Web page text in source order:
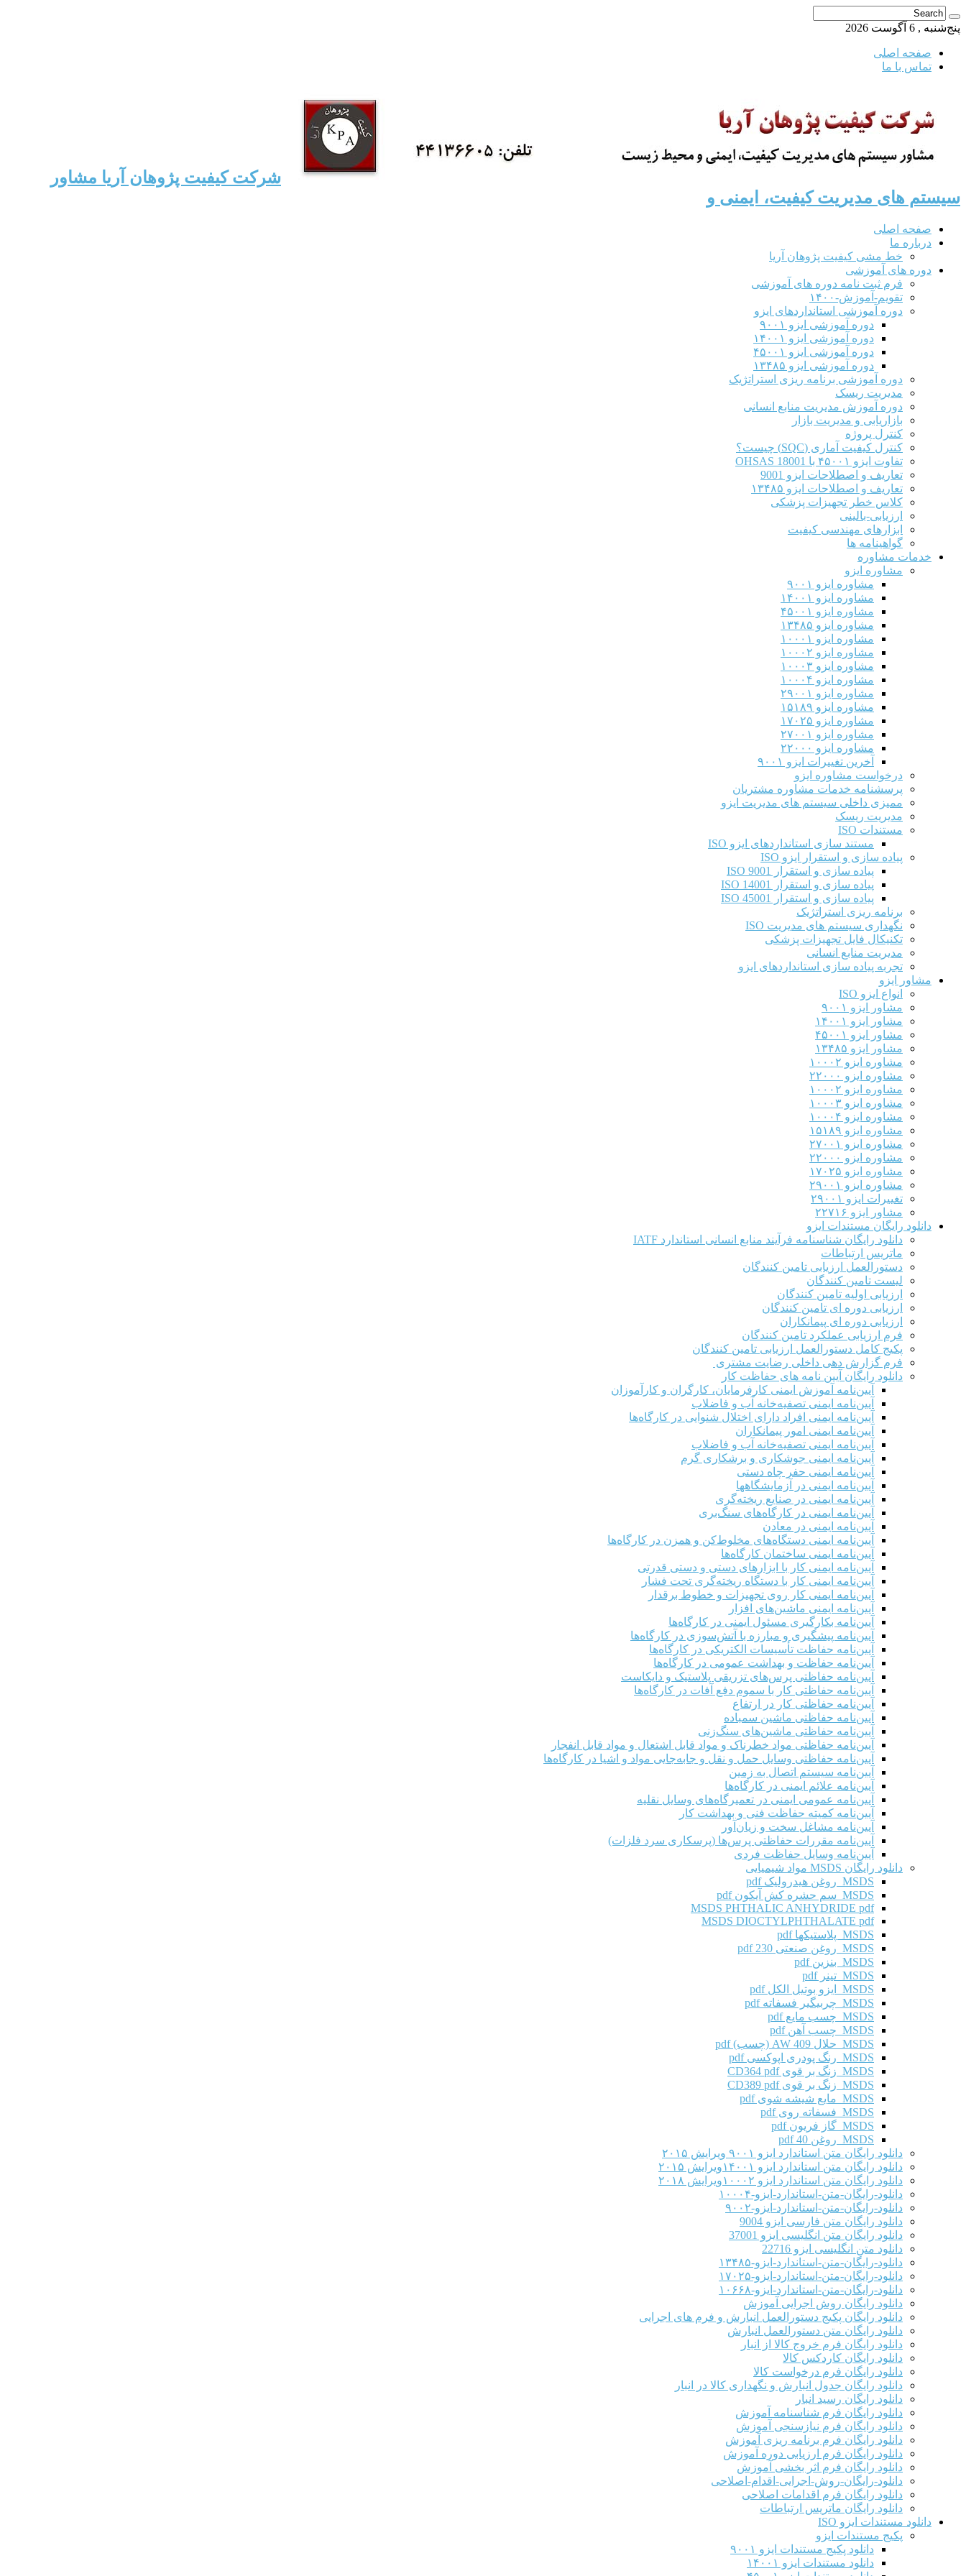
پنج‌شنبه , 6 آگوست 2026
صفحه اصلی
تماس با ما
شرکت کیفیت پژوهان آریا مشاور
سیستم های مدیریت کیفیت، ایمنی و
صفحه اصلی
درباره ما
خط مشی کیفیت پژوهان آریا
دوره های آموزشی
فرم ثبت نامه دوره های آموزشی
تقویم-آموزش-۱۴۰۰
دوره آموزشی استانداردهای ایزو
دوره آموزشی ایزو ۹۰۰۱
دوره آموزشی ایزو ۱۴۰۰۱
دوره آموزشی ایزو ۴۵۰۰۱
دوره آموزشی ایزو ۱۳۴۸۵
دوره آموزشی برنامه ریزی استراتژیک
مدیریت ریسک
دوره آموزش مدیریت منابع انسانی
بازاریابی و مدیریت بازار
کنترل پروژه
کنترل کیفیت آماری (SQC) چیست؟
تفاوت ایزو ۴۵۰۰۱ با OHSAS 18001
تعاریف و اصطلاحات ایزو 9001
تعاریف و اصطلاحات ایزو ۱۳۴۸۵
کلاس خطر تجهیزات پزشکی
ارزیابی-بالینی
ابزارهای مهندسی کیفیت
گواهینامه ها
خدمات مشاوره
مشاوره ایزو
مشاوره ایزو ۹۰۰۱
مشاوره ایزو ۱۴۰۰۱
مشاوره ایزو ۴۵۰۰۱
مشاوره ایزو ۱۳۴۸۵
مشاوره ایزو ۱۰۰۰۱
مشاوره ایزو ۱۰۰۰۲
مشاوره ایزو ۱۰۰۰۳
مشاوره ایزو ۱۰۰۰۴
مشاوره ایزو ۲۹۰۰۱
مشاوره ایزو ۱۵۱۸۹
مشاوره ایزو ۱۷۰۲۵
مشاوره ایزو ۲۷۰۰۱
مشاوره ایزو ۲۲۰۰۰
آخرین تغییرات ایزو ۹۰۰۱
درخواست مشاوره ایزو
پرسشنامه خدمات مشاوره مشتریان
ممیزی داخلی سیستم های مدیریت ایزو
مدیریت ریسک
مستندات ISO
مستند سازی استانداردهای ایزو ISO
پیاده سازی و استقرار ایزو ISO
پیاده سازی و استقرار ISO 9001​
پیاده سازی و استقرار ISO 14001
پیاده سازی و استقرار ISO 45001
برنامه ریزی استراتژیک
نگهداری سیستم های مدیریت ISO
تکنیکال فایل تجهیزات پزشکی
مدیریت منابع انسانی
تجربه پیاده سازی استانداردهای ایزو
مشاور ایزو
انواع ایزو ISO
مشاور ایزو ۹۰۰۱
مشاور ایزو ۱۴۰۰۱
مشاور ایزو ۴۵۰۰۱
مشاور ایزو ۱۳۴۸۵
مشاوره ایزو ۱۰۰۰۲
مشاوره ایزو ۲۲۰۰۰
مشاوره ایزو ۱۰۰۰۲
مشاوره ایزو ۱۰۰۰۳
مشاوره ایزو ۱۰۰۰۴
مشاوره ایزو ۱۵۱۸۹
مشاوره ایزو ۲۷۰۰۱
مشاوره ایزو ۲۲۰۰۰
مشاوره ایزو ۱۷۰۲۵
مشاوره ایزو ۲۹۰۰۱
تغییرات ایزو ۲۹۰۰۱
مشاور ایزو ۲۲۷۱۶
دانلود رایگان مستندات ایزو
دانلود رایگان شناسنامه فرآیند منابع انسانی استاندارد IATF
ماتریس ارتباطات
دستورالعمل ارزیابی تامین کنندگان
لیست تامین کنندگان
ارزیابی اولیه تامین کنندگان
ارزیابی دوره ای تامین کنندگان
ارزیابی دوره ای پیمانکاران
فرم ارزيابی عملکرد تامین کنندگان
پکیج کامل دستورالعمل ارزیابی تامین کنندگان
فرم گزارش دهی داخلی رضایت مشتری
دانلود رایگان آیین نامه های حفاظت کار
آیین‌نامه آموزش ایمنی کارفرمایان، کارگران و کارآموزان
آیین‌نامه ایمنی تصفیه‌خانه آب و فاضلاب
آیین‌نامه ایمنی افراد دارای اختلال شنوایی در کارگاه‌ها
آیین‌نامه ایمنی امور پیمانکاران
آیین‌نامه ایمنی تصفیه‌خانه آب و فاضلاب
آیین‌نامه ایمنی جوشکاری و برشکاری گرم
آیین‌نامه ایمنی حفر چاه دستی
آیین‌نامه ایمنی در آزمایشگاهها
آیین‌نامه ایمنی در صنایع ریخته‌گری
آیین‌نامه ایمنی در کارگاه‌های سنگ‌بری
آیین‌نامه ایمنی در معادن
آیین‌نامه ایمنی دستگاه‌های مخلوط‌کن و همزن در کارگاه‌ها
آیین‌نامه ایمنی ساختمان کارگاه‌ها
آیین‌نامه ایمنی کار با ابزارهای دستی و دستی قدرتی
آیین‌نامه ایمنی کار با دستگاه ریخته‌گری تحت فشار
آیین‌نامه ایمنی کار روی تجهیزات و خطوط برقدار
آیین‌نامه ایمنی ماشین‌های افزار
آیین‌نامه بکارگیری مسئول ایمنی در کارگاه‌ها
آیین‌نامه پیشگیری و مبارزه با آتش‌سوزی در کارگاه‌ها
آیین‌نامه حفاظت تأسیسات الکتریکی در کارگاه‌ها
آیین‌نامه حفاظت و بهداشت عمومی در کارگاه‌ها
آیین‌نامه حفاظتی پرس‌های تزریقی پلاستیک و دایکاست
آیین‌نامه حفاظتی کار با سموم دفع آفات در کارگاه‌ها
آیین‌نامه حفاظتی کار در ارتفاع
آیین‌نامه حفاظتی ماشین سمباده
آیین‌نامه حفاظتی ماشین‌های سنگ‌زنی
آیین‌نامه حفاظتی مواد خطرناک و مواد قابل اشتعال و مواد قابل انفجار
آیین‌نامه حفاظتی وسایل حمل و نقل و جابه‌جایی مواد و اشیا در کارگاه‌ها
آیین‌نامه سیستم اتصال به زمین
آیین‌نامه علائم ایمنی در کارگاه‌ها
آیین‌نامه عمومی ایمنی در تعمیرگاه‌های وسایل نقلیه
آیین‌نامه کمیته حفاظت فنی و بهداشت کار
آیین‌نامه مشاغل سخت و زیان‌آور
آیین‌نامه مقررات حفاظتی پرس‌ها (پرسکاری سرد فلزات)
آیین‌نامه وسایل حفاظت فردی
دانلود رایگان MSDS مواد شیمیایی
MSDS روغن هیدرولیک pdf
MSDS سم حشره کش آیکون pdf
MSDS PHTHALIC ANHYDRIDE pdf
MSDS DIOCTYLPHTHALATE pdf
MSDS پلاستیکها pdf
MSDS روغن صنعتی 230 pdf
MSDS بنزین pdf
MSDS تینر pdf
MSDS ایزو بوتیل الکل pdf
MSDS چربیگیر فسفاته pdf
MSDS چسب مایع pdf
MSDS چسب آهن pdf
MSDS حلال AW 409 (چسب) pdf
MSDS رنگ پودری اپوکسی pdf
MSDS زنگ بر قوی CD364 pdf
MSDS زنگ بر قوی CD389 pdf
MSDS مایع شیشه شوی pdf
MSDS فسفاته روی pdf
MSDS گاز فریون pdf
MSDS روغن 40 pdf
دانلود رایگان متن استاندارد ایزو ۹۰۰۱ ویرایش ۲۰۱۵
دانلود رایگان متن استاندارد ایزو ۱۴۰۰۱ویرایش ۲۰۱۵
دانلود رایگان متن استاندارد ایزو ۱۰۰۰۲ویرایش ۲۰۱۸
دانلود-رایگان-متن-استاندارد-ایزو-۱۰۰۰۴
دانلود-رایگان-متن-استاندارد-ایزو-۹۰۰۲
دانلود رایگان متن فارسی ایزو 9004
دانلود رایگان متن انگلیسی ایزو 37001
دانلود متن انگلیسی ایزو 22716
دانلود-رایگان-متن-استاندارد-ایزو-۱۳۴۸۵
دانلود-رایگان-متن-استاندارد-ایزو-۱۷۰۲۵
دانلود-رایگان-متن-استاندارد-ایزو-۱۰۶۶۸
دانلود رایگان روش اجرایی آموزش
دانلود رایگان پکیج دستورالعمل انبارش و فرم های اجرایی
دانلود رایگان متن دستورالعمل انبارش
دانلود رایگان فرم خروج کالا از انبار
دانلود رایگان کاردکس کالا
دانلود رایگان فرم درخواست کالا
دانلود رایگان جدول انبارش و نگهداری کالا در انبار
دانلود رایگان رسید انبار
دانلود رایگان فرم شناسنامه آموزش
دانلود رایگان فرم نیازسنجی آموزش
دانلود رایگان فرم برنامه ریزی آموزش
دانلود رایگان فرم ارزیابی دوره آموزش
دانلود رایگان فرم اثر بخشی آموزش
دانلود-رایگان-روش-اجرایی-اقدام-اصلاحی
دانلود رایگان فرم اقدامات اصلاحی
دانلود رایگان ماتریس ارتباطات
دانلود مستندات ایزو ISO
پکیج مستندات ایزو
دانلود پکیج مستندات ایزو ۹۰۰۱
دانلود مستندات ایزو ۱۴۰۰۱